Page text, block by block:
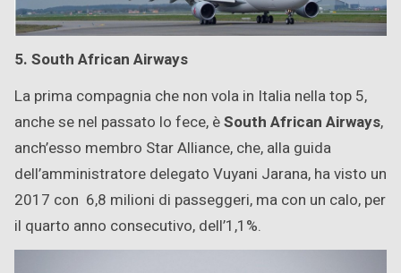
5. South African Airways
La prima compagnia che non vola in Italia nella top 5,
anche se nel passato lo fece, èSouth African Airways,
anch’esso membro Star Alliance, che, alla guida
dell’amministratore delegato Vuyani Jarana, ha visto un
2017 con 6,8 milioni di passeggeri, ma con un calo, per
il quarto anno consecutivo, dell’1,1%.